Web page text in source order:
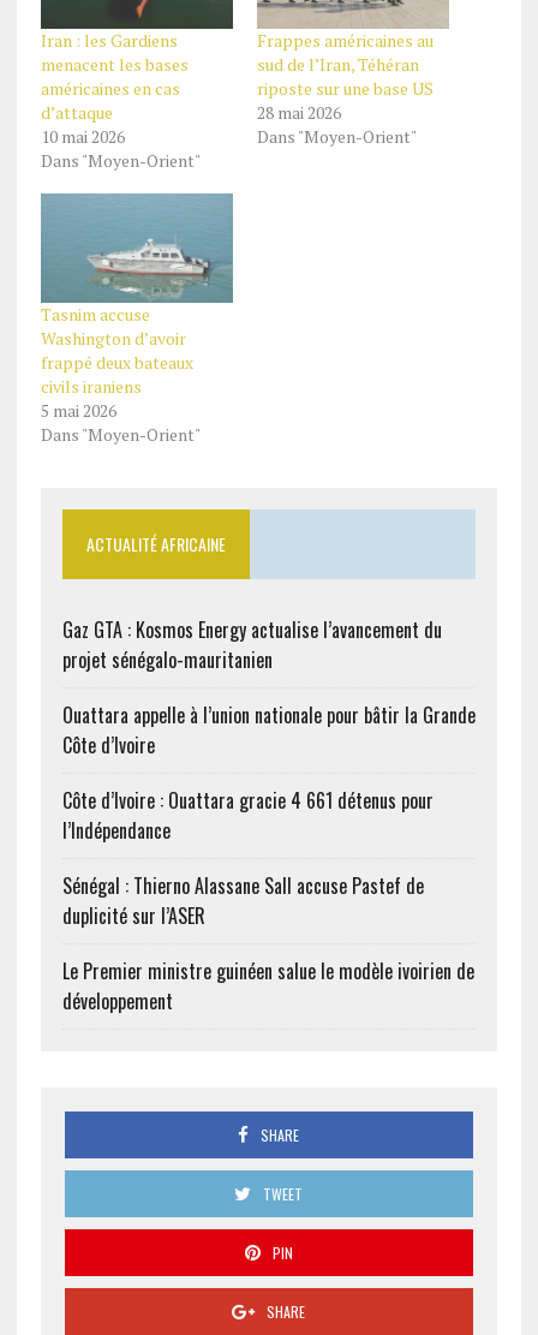
Iran : les Gardiens
menacent les bases
américaines en cas
d’attaque
10 mai 2026
Dans "Moyen-Orient"
Frappes américaines au
sud de l’Iran, Téhéran
riposte sur une base US
28 mai 2026
Dans "Moyen-Orient"
Tasnim accuse
Washington d’avoir
frappé deux bateaux
civils iraniens
5 mai 2026
Dans "Moyen-Orient"
ACTUALITÉ AFRICAINE
Gaz GTA : Kosmos Energy actualise l’avancement du
projet sénégalo-mauritanien
Ouattara appelle à l’union nationale pour bâtir la Grande
Côte d’Ivoire
Côte d’Ivoire : Ouattara gracie 4 661 détenus pour
l’Indépendance
Sénégal : Thierno Alassane Sall accuse Pastef de
duplicité sur l’ASER
Le Premier ministre guinéen salue le modèle ivoirien de
développement
SHARE
TWEET
PIN
SHARE